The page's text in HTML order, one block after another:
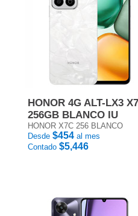
HONOR 4G ALT-LX3
256GB BLANCO IU
HONOR X7C 256 BLANCO
Desde $454 al mes
Contado $5,446